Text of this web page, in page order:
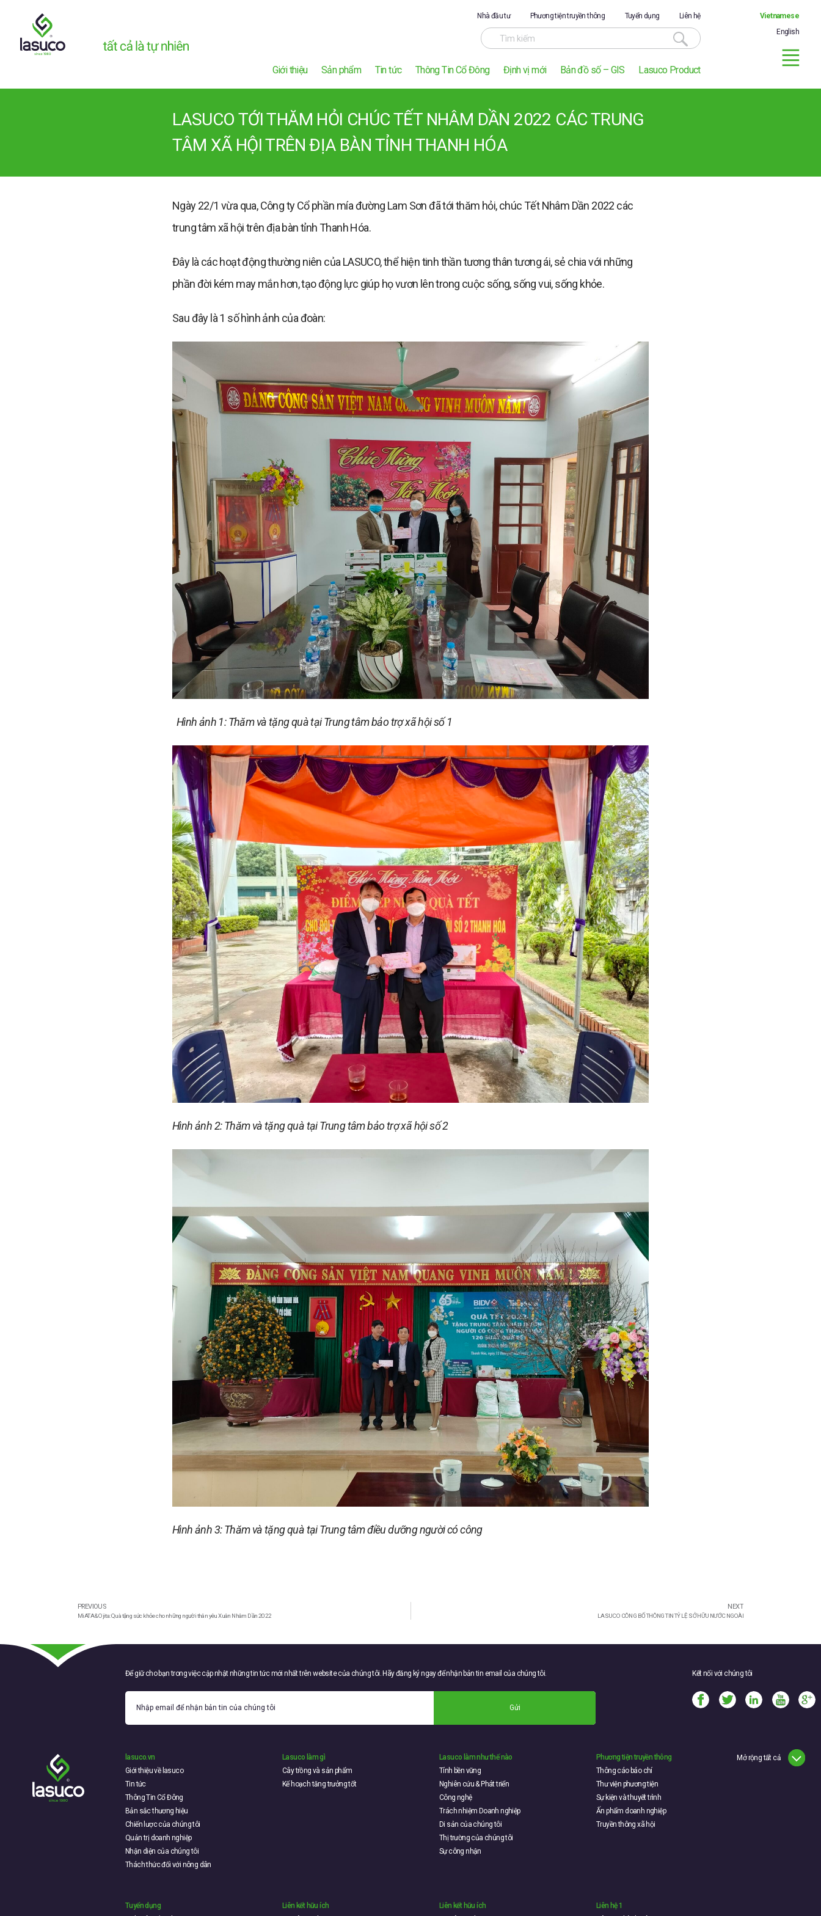
Nhà đầu tư Phương tiện truyền thông Tuyển dụng Liên hệ
Giới thiệu Sản phẩm Tin tức Thông Tin Cổ Đông Định vị mới Bản đồ số – GIS Lasuco Product
Vietnamese
English
LASUCO TỚI THĂM HỎI CHÚC TẾT NHÂM DẦN 2022 CÁC TRUNG
TÂM XÃ HỘI TRÊN ĐỊA BÀN TỈNH THANH HÓA
Ngày 22/1 vừa qua, Công ty Cổ phần mía đường Lam Sơn đã tới thăm hỏi, chúc Tết Nhâm Dần 2022 các
trung tâm xã hội trên địa bàn tỉnh Thanh Hóa.
Đây là các hoạt động thường niên của LASUCO, thể hiện tinh thần tương thân tương ái, sẻ chia với những
phần đời kém may mắn hơn, tạo động lực giúp họ vươn lên trong cuộc sống, sống vui, sống khỏe.
Sau đây là 1 số hình ảnh của đoàn:
Hình ảnh 1: Thăm và tặng quà tại Trung tâm bảo trợ xã hội số 1
Hình ảnh 2: Thăm và tặng quà tại Trung tâm bảo trợ xã hội số 2
Hình ảnh 3: Thăm và tặng quà tại Trung tâm điều dưỡng người có công
PREVIOUS
MiATA & Ojita: Quà tặng sức khỏe cho những người thân yêu Xuân Nhâm Dần 2022
NEXT
LASUCO CÔNG BỐ THÔNG TIN TỶ LỆ SỞ HỮU NƯỚC NGOÀI
Để giữ cho bạn trong việc cập nhật những tin tức mới nhất trên website của chúng tôi. Hãy đăng ký ngay để nhận bản tin email của chúng tôi.
Gửi
Kết nối với chúng tôi
lasuco.vn
Giới thiệu về lasuco
Tin tức
Thông Tin Cổ Đông
Bản sắc thương hiệu
Chiến lược của chúng tôi
Quản trị doanh nghiệp
Nhận diện của chúng tôi
Thách thức đối với nông dân
Lasuco làm gì
Cây trồng và sản phẩm
Kế hoạch tăng trưởng tốt
Lasuco làm như thế nào
Tính bền vững
Nghiên cứu & Phát triển
Công nghệ
Trách nhiệm Doanh nghiệp
Di sản của chúng tôi
Thị trường của chúng tôi
Sự công nhận
Phương tiện truyền thông
Thông cáo báo chí
Thư viện phương tiện
Sự kiện và thuyết trình
Ấn phẩm doanh nghiệp
Truyền thông xã hội
Mở rộng tất cả
Tuyển dụng
Liên kết hữu ích
Liên kết hữu ích
Liên hệ 1